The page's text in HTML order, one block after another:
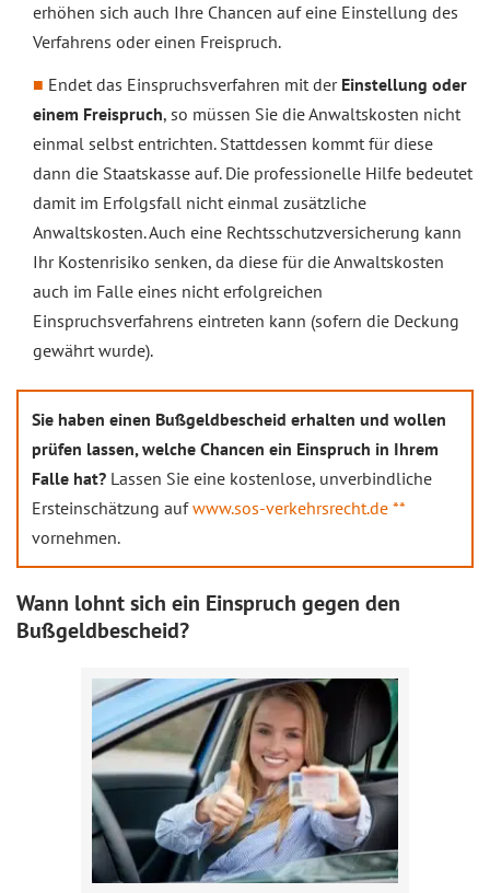
erhöhen sich auch Ihre Chancen auf eine Einstellung des
Verfahrens oder einen Freispruch.
Endet das Einspruchsverfahren mit der Einstellung oder
einem Freispruch, so müssen Sie die Anwaltskosten nicht
einmal selbst entrichten. Stattdessen kommt für diese
dann die Staatskasse auf. Die professionelle Hilfe bedeutet
damit im Erfolgsfall nicht einmal zusätzliche
Anwaltskosten. Auch eine Rechtsschutzversicherung kann
Ihr Kostenrisiko senken, da diese für die Anwaltskosten
auch im Falle eines nicht erfolgreichen
Einspruchsverfahrens eintreten kann (sofern die Deckung
gewährt wurde).
Sie haben einen Bußgeldbescheid erhalten und wollen
prüfen lassen, welche Chancen ein Einspruch in Ihrem
Falle hat? Lassen Sie eine kostenlose, unverbindliche
Ersteinschätzung aufwww.sos-verkehrsrecht.de **
vornehmen.
Wann lohnt sich ein Einspruch gegen den
Bußgeldbescheid?